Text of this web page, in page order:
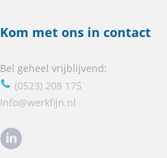
Kom met ons in contact
Bel geheel vrijblijvend:
(0523) 208 175
Info@werkfijn.nl